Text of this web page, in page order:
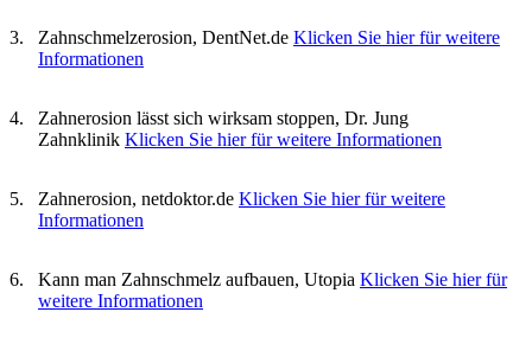
Zahnschmelzerosion, DentNet.de Klicken Sie hier für weitere
Informationen
Zahnerosion lässt sich wirksam stoppen, Dr. Jung
Zahnklinik Klicken Sie hier für weitere Informationen
Zahnerosion, netdoktor.de Klicken Sie hier für weitere
Informationen
Kann man Zahnschmelz aufbauen, Utopia Klicken Sie hier für
weitere Informationen